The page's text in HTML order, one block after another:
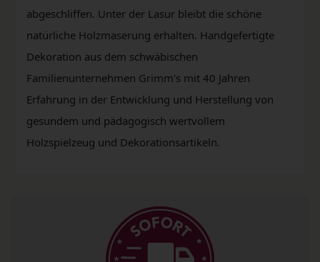
abgeschliffen. Unter der Lasur bleibt die schöne
natürliche Holzmaserung erhalten. Handgefertigte
Dekoration aus dem schwäbischen
Familienunternehmen Grimm's mit 40 Jahren
Erfahrung in der Entwicklung und Herstellung von
gesundem und pädagogisch wertvollem
Holzspielzeug und Dekorationsartikeln.